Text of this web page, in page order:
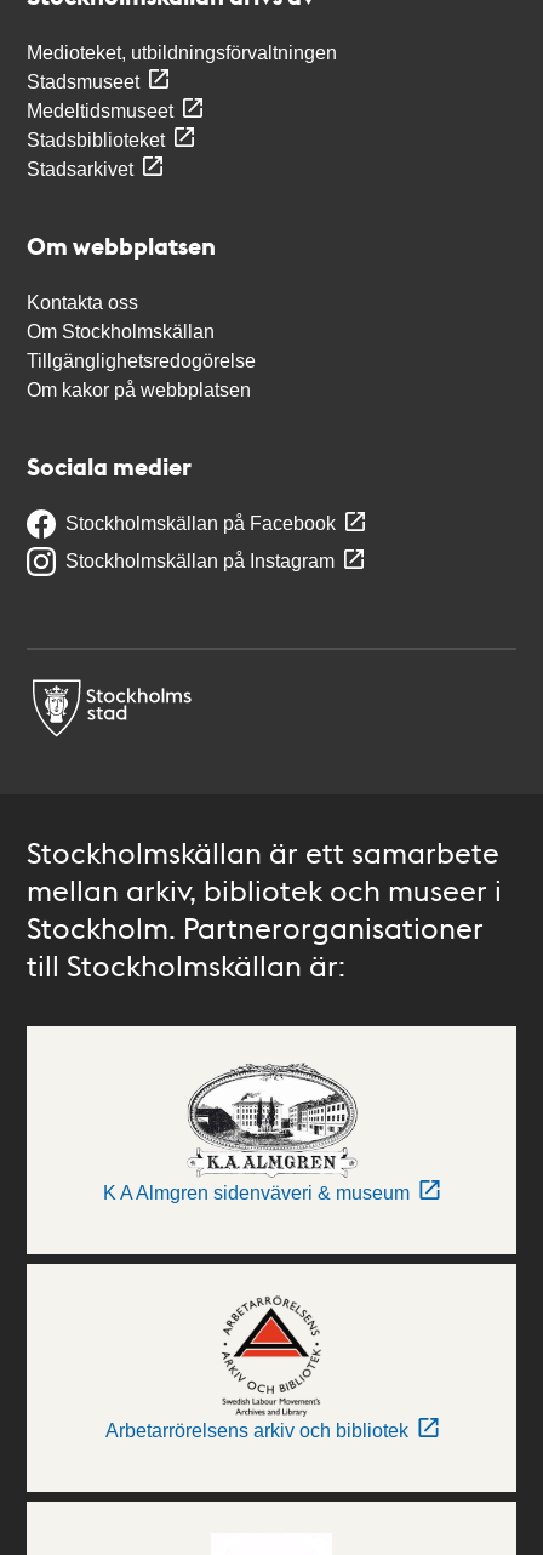
Medioteket, utbildningsförvaltningen
Stadsmuseet
Medeltidsmuseet
Stadsbiblioteket
Stadsarkivet
Om webbplatsen
Kontakta oss
Om Stockholmskällan
Tillgänglighetsredogörelse
Om kakor på webbplatsen
Sociala medier
Stockholmskällan på Facebook
Stockholmskällan på Instagram
Stockholmskällan är ett samarbete
mellan arkiv, bibliotek och museer i
Stockholm. Partnerorganisationer
till Stockholmskällan är:
K A Almgren sidenväveri & museum
Arbetarrörelsens arkiv och bibliotek